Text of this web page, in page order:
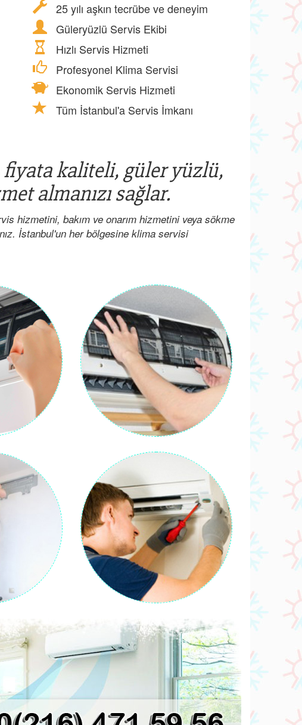
25 yılı aşkın tecrübe ve deneyim
Güleryüzlü Servis Ekibi
Hızlı Servis Hizmeti
Profesyonel Klima Servisi
Ekonomik Servis Hizmeti
Tüm İstanbul'a Servis İmkanı
kaliteli, güler yüzlü,
almanızı sağlar.
hizmetini, bakım ve onarım hizmetini veya sökme
İstanbul'un her bölgesine klima servisi